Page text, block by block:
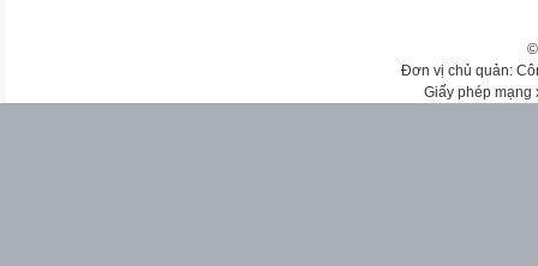
Đơn vị chủ quản:
Giấy phép mạng